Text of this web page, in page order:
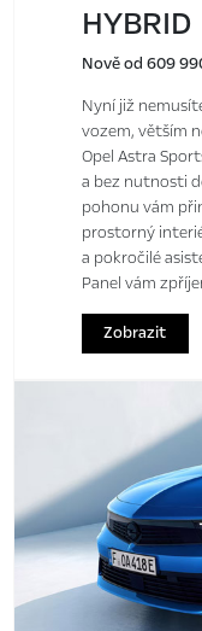
HYBRID
Nově od 609
Nyní již
vozem, větším
Opel Astra
a bez nutnosti
pohonu vám
prostorný
a pokročilé
Panel vám
Zobrazit